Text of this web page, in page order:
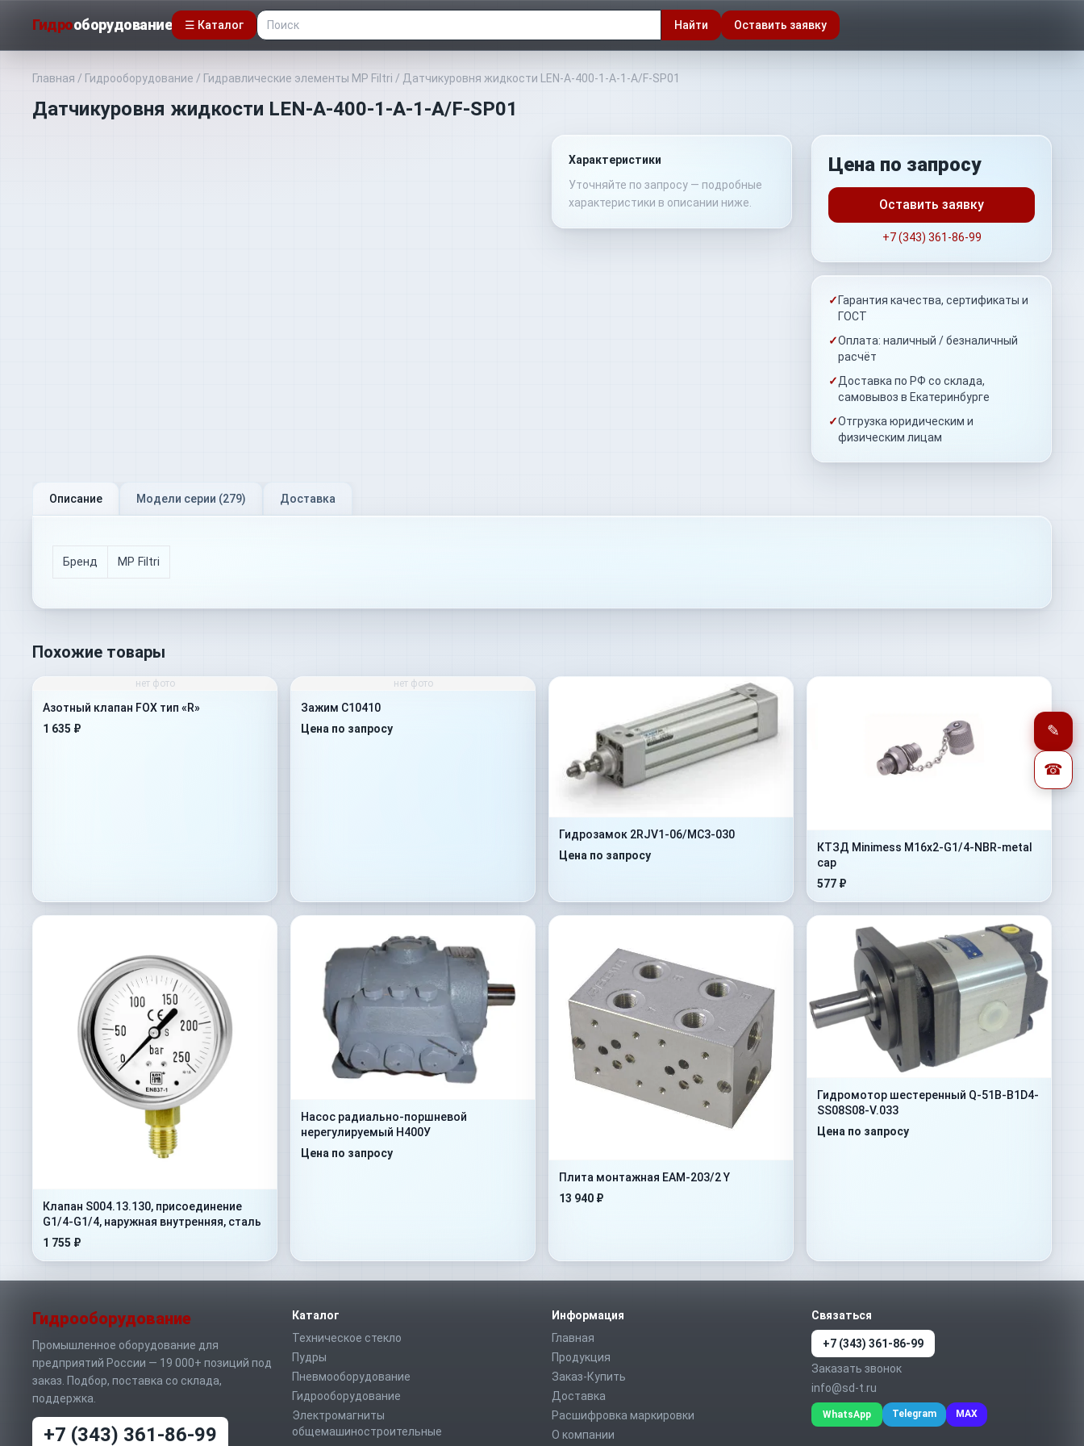
Гидрооборудование ☰ Каталог Найти Оставить заявку
Главная / Гидрооборудование / Гидравлические элементы MP Filtri / Датчикуровня жидкости LEN-A-400-1-A-1-A/F-SP01
Датчикуровня жидкости LEN-A-400-1-A-1-A/F-SP01
Характеристики
Уточняйте по запросу — подробные
характеристики в описании ниже.
Цена по запросу
Оставить заявку
+7 (343) 361-86-99
✓ Гарантия качества, сертификаты и
ГОСТ
✓Оплата: наличный / безналичный
расчёт
✓Доставка по РФ со склада,
самовывоз в Екатеринбурге
✓Отгрузка юридическим и
физическим лицам
Описание Модели серии (279) Доставка
Бренд MP Filtri
Похожие товары
нет фото
Азотный клапан FOX тип «R»
1 635 ₽
нет фото
Зажим C10410
Цена по запросу
Гидрозамок 2RJV1-06/MC3-030
Цена по запросу
КТЗД Minimess M16x2-G1/4-NBR-metal
cap
577 ₽
Клапан S004.13.130, присоединение
G1/4-G1/4, наружная внутренняя, сталь
1 755 ₽
Насос радиально-поршневой
нерегулируемый Н400У
Цена по запросу
Плита монтажная EAM-203/2 Y
13 940 ₽
Гидромотор шестеренный Q-51B-B1D4-
SS08S08-V.033
Цена по запросу
Гидрооборудование
Промышленное оборудование для
предприятий России — 19 000+ позиций под
заказ. Подбор, поставка со склада,
поддержка.
+7 (343) 361-86-99
Каталог
Техническое стекло
Пудры
Пневмооборудование
Гидрооборудование
Электромагниты
общемашиностроительные
Информация
Главная
Продукция
Заказ-Купить
Доставка
Расшифровка маркировки
О компании
Связаться
+7 (343) 361-86-99
Заказать звонок
info@sd-t.ru
WhatsApp Telegram MAX
✎
☎